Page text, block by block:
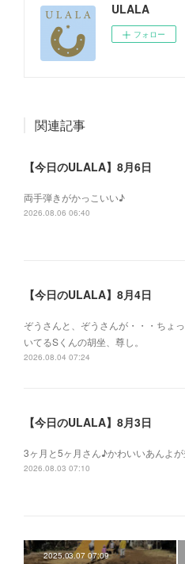
ULALA
フォロー
関連記事
【今日のULALA】8月6日
両手弾きがかっこいい♪
2026.08.06 06:40
【今日のULALA】8月4日
ぞうさんと、ぞうさんが・・・ちょ
いてるSくんの胡坐、尊し。
2026.08.04 07:24
【今日のULALA】8月3日
3ヶ月と5ヶ月さん♪かわいいあんよ
2026.08.03 07:10
2025.03.07 07:09